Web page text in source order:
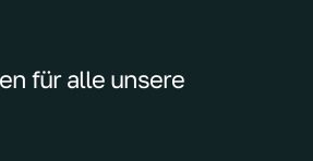
für alle unsere